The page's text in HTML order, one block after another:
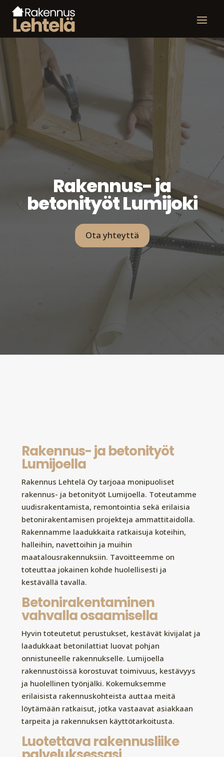
Rakennus- ja
betonityöt Lumijoki
Ota yhteyttä
Rakennus- ja betonityöt
Lumijoella
Rakennus Lehtelä Oy tarjoaa monipuoliset
rakennus- ja betonityöt Lumijoella. Toteutamme
uudisrakentamista, remontointia sekä erilaisia
betonirakentamisen projekteja ammattitaidolla.
Rakennamme laadukkaita ratkaisuja koteihin,
halleihin, navettoihin ja muihin
maatalousrakennuksiin. Tavoitteemme on
toteuttaa jokainen kohde huolellisesti ja
kestävällä tavalla.
Betonirakentaminen
vahvalla osaamisella
Hyvin toteutetut perustukset, kestävät kivijalat ja
laadukkaat betonilattiat luovat pohjan
onnistuneelle rakennukselle. Lumijoella
rakennustöissä korostuvat toimivuus, kestävyys
ja huolellinen työnjälki. Kokemuksemme
erilaisista rakennuskohteista auttaa meitä
löytämään ratkaisut, jotka vastaavat asiakkaan
tarpeita ja rakennuksen käyttötarkoitusta.
Luotettava rakennusliike